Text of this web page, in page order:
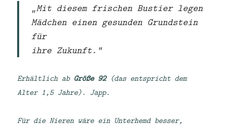
„Mit diesem frischen Bustier legen
Mädchen einen gesunden Grundstein
für
ihre Zukunft.“
Erhältlich ab Größe 92 (das entspricht dem
Alter 1,5 Jahre). Japp.
Für die Nieren wäre ein Unterhemd besser,